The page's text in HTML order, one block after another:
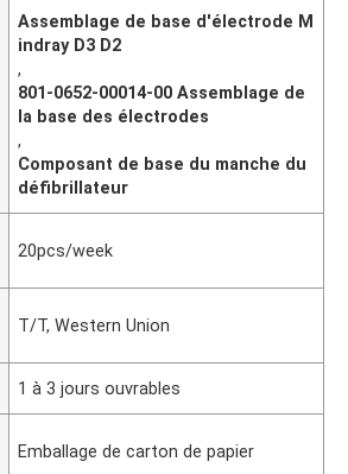
Assemblage de base d'électrode M
indray D3 D2
,
801-0652-00014-00 Assemblage de
la base des électrodes
,
Composant de base du manche du
défibrillateur
20pcs/week
T/T, Western Union
1 à 3 jours ouvrables
Emballage de carton de papier